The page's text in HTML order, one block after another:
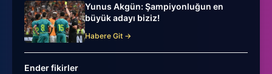
Yunus Akgün: Şampiyonluğun en
büyük adayı biziz!
Habere Git →
Ender fikirler